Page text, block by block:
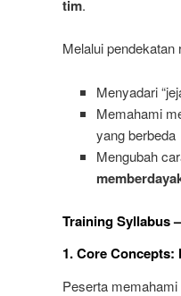
tim.
Melalui
Menyadari
Memahami
yang berbeda
Mengubah
Training Syllabus
1. Core
Peserta